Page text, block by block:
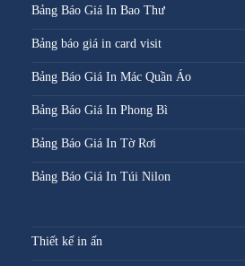
Bảng Báo Giá In Bao Thư
Bảng báo giá in card visit
Bảng Báo Giá In Mác Quần Áo
Bảng Báo Giá In Phong Bì
Bảng Báo Giá In Tờ Rơi
Bảng Báo Giá In Túi Nilon
Thiết kế in ấn